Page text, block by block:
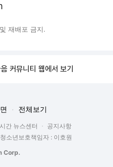
재배포 금지.
커뮤니티 웹에서 보기
전체보기
간 뉴스센터
공지사항
청소년보호책임자 : 이호원
Corp.